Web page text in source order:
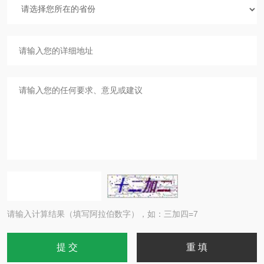
请输入计算结果（填写阿拉伯数字），如：三加四=7